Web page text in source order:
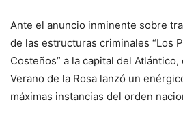
Ante el anuncio inminente sobre
de las estructuras criminales “Los
Costeños” a la capital del
Verano de la Rosa lanzó un
máximas instancias del orden